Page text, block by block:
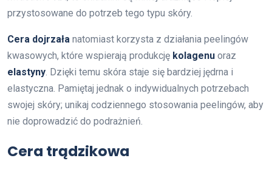
przystosowane do potrzeb tego typu skóry.
Cera dojrzała natomiast korzysta z działania peelingów
kwasowych, które wspierają produkcję kolagenu oraz
elastyny. Dzięki temu skóra staje się bardziej jędrna i
elastyczna. Pamiętaj jednak o indywidualnych potrzebach
swojej skóry; unikaj codziennego stosowania peelingów, aby
nie doprowadzić do podrażnień.
Cera trądzikowa